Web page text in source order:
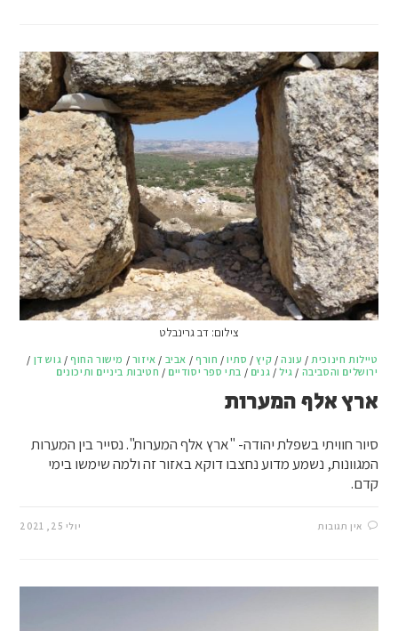
צילום: דב גרינבלט
טיילות חינוכית/ עונה / קיץ/ סתיו/ חורף / אביב / איזור / מישור החוף/ גוש דן /
ירושלים והסביבה / גיל / גנים / בתי ספר יסודיים / חטיבות ביניים ותיכונים
ארץ אלף המערות
סיור חוויתי בשפלת יהודה- "ארץ אלף המערות". נסייר בין המערות
המגוונות, נשמע מדוע נחצבו דוקא באזור זה ולמה שימשו בימי
קדם.
אין תגובות יולי 25, 2021